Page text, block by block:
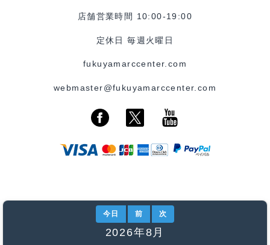
店舗営業時間 10:00-19:00
定休日 毎週火曜日
fukuyamarccenter.com
webmaster@fukuyamarccenter.com
今日 前 次
2026年8月